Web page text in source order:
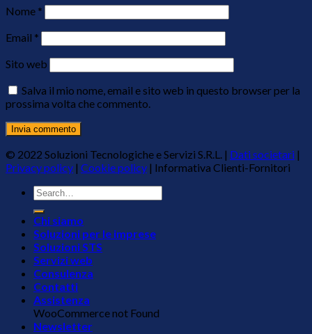
Nome *
Email *
Sito web
Salva il mio nome, email e sito web in questo browser per la
prossima volta che commento.
© 2022 Soluzioni Tecnologiche e Servizi S.R.L. | Dati societari |
Privacy policy | Cookie policy | Informativa Clienti-Fornitori
Chi siamo
Soluzioni per le imprese
Soluzioni STS
Servizi web
Consulenza
Contatti
Assistenza
WooCommerce not Found
Newsletter